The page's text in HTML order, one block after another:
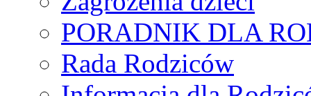
PORADNIK DLA
Rada Rodziców